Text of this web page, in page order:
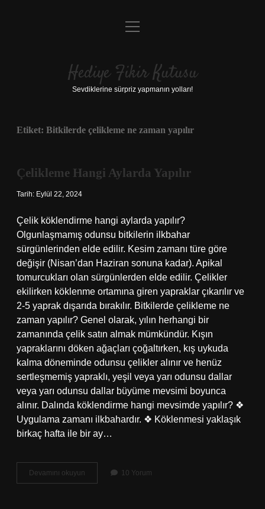
Anasayfa
Yasal Uyarı
menüyü
Hediye Fikir Kutusu
Sevdiklerine sürpriz yapmanın yolları!
Etiket: Bitkilerde çelikleme ne zaman yapılır
Çelikleme Hangi Aylarda Yapılır
Tarih: Eylül 22, 2024
Çelik köklendirme hangi aylarda yapılır?
Olgunlaşmamış odunsu bitkilerin ilkbahar
sürgünlerinden elde edilir. Kesim zamanı türe göre
değişir (Nisan’dan Haziran sonuna kadar). Apikal
tomurcukları olan sürgünlerden elde edilir. Çelikler
ekilirken köklenme ortamına giren yapraklar çıkarılır ve
2-5 yaprak dışarıda bırakılır. Bitkilerde çelikleme ne
zaman yapılır? Genel olarak, yılın herhangi bir
zamanında çelik satın almak mümkündür. Kışın
yapraklarını döken ağaçları çoğaltırken, kış uykuda
kalma döneminde odunsu çelikler alınır ve henüz
sertleşmemiş yapraklı, yeşil veya yarı odunsu dallar
veya yarı odunsu dallar büyüme mevsimi boyunca
alınır. Dalında köklendirme hangi mevsimde yapılır? ❖
Uygulama zamanı ilkbahardır. ❖ Köklenmesi yaklaşık
birkaç hafta ile bir ay…
Devamını okuyun Çelikleme
Hangi
10 Yorum